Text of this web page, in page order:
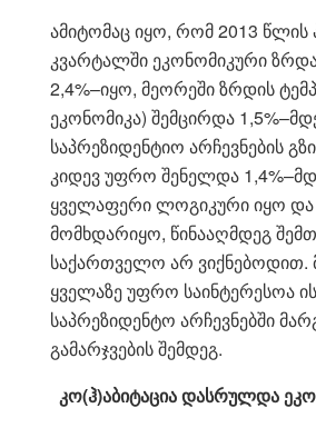
ამიტომაც იყო, რომ 2013
კვარტალში ეკონომიკური
2,4%–იყო, მეორეში ზრდის
ეკონომიკა) შემცირდა
საპრეზიდენტიო არჩევნების
კიდევ უფრო შენელდა
ყველაფერი ლოგიკური იყო და
მომხდარიყო, წინააღმდეგ
საქართველო არ ვიქნებოდით.
ყველაზე უფრო საინტერესოა
საპრეზიდენტო არჩევნებში
გამარჯვების შემდეგ.
კო(ჰ)აბიტაცია დასრულდა